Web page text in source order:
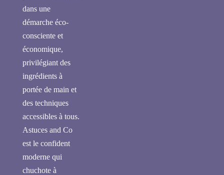
dans une
démarche éco-
consciente et
économique,
privilégiant des
ingrédients à
portée de main et
des techniques
accessibles à tous.
Astuces and Co
est le confident
moderne qui
chuchote à